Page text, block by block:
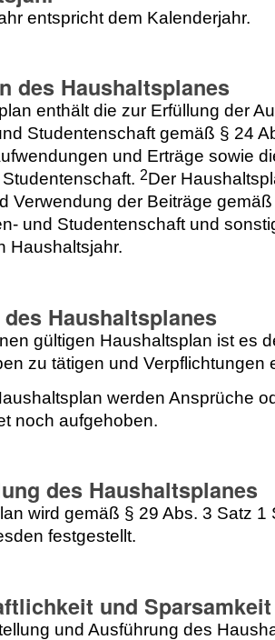
entspricht dem Kalenderjahr.
des Haushaltsplanes
enthält die zur Erfüllung der
Studentenschaft gemäß § 24
und Erträge sowie
2Der
Verwendung der Beiträge
und Studentenschaft und
Haushaltsjahr.
Haushaltsplanes
gültigen Haushaltsplan ist es
zu tätigen und Verpflichtungen
werden Ansprüche
noch aufgehoben.
des Haushaltsplanes
wird gemäß § 29 Abs. 3 Satz
festgestellt.
und Sparsamkeit
und Ausführung des